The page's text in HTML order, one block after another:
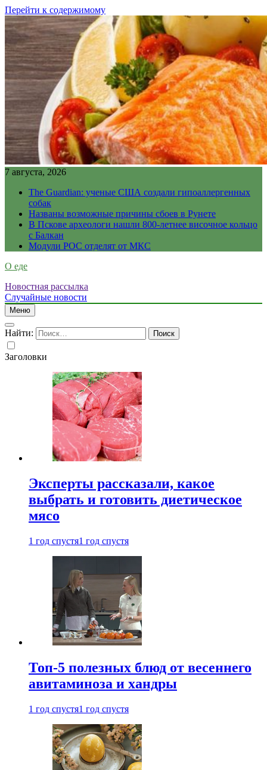
Перейти к содержимому
7 августа, 2026
The Guardian: ученые США создали гипоаллергенных
собак
Названы возможные причины сбоев в Рунете
В Пскове археологи нашли 800-летнее височное кольцо
с Балкан
Модули РОС отделят от МКС
О еде
Новостная рассылка
Случайные новости
Меню
Найти:
Заголовки
Эксперты рассказали, какое
выбрать и готовить диетическое
мясо
1 год спустя1 год спустя
Топ-5 полезных блюд от весеннего
авитаминоза и хандры
1 год спустя1 год спустя